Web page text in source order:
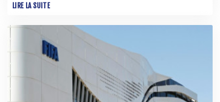
nouveau contrat XXL, après neuf saisons et autant de
LIRE LA SUITE